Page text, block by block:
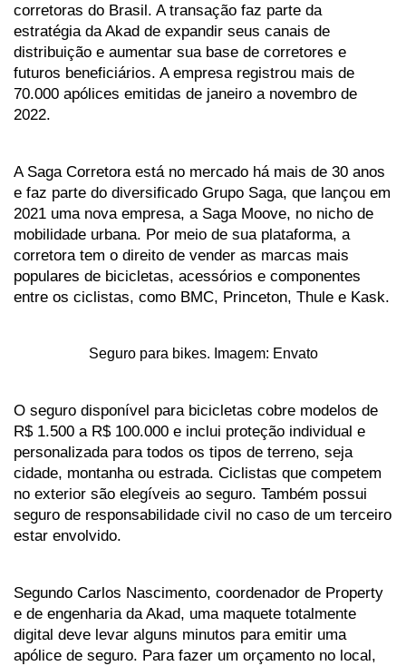
corretoras do Brasil. A transação faz parte da
estratégia da Akad de expandir seus canais de
distribuição e aumentar sua base de corretores e
futuros beneficiários. A empresa registrou mais de
70.000 apólices emitidas de janeiro a novembro de
2022.
A Saga Corretora está no mercado há mais de 30 anos
e faz parte do diversificado Grupo Saga, que lançou em
2021 uma nova empresa, a Saga Moove, no nicho de
mobilidade urbana. Por meio de sua plataforma, a
corretora tem o direito de vender as marcas mais
populares de bicicletas, acessórios e componentes
entre os ciclistas, como BMC, Princeton, Thule e Kask.
Seguro para bikes. Imagem: Envato
O seguro disponível para bicicletas cobre modelos de
R$ 1.500 a R$ 100.000 e inclui proteção individual e
personalizada para todos os tipos de terreno, seja
cidade, montanha ou estrada. Ciclistas que competem
no exterior são elegíveis ao seguro. Também possui
seguro de responsabilidade civil no caso de um terceiro
estar envolvido.
Segundo Carlos Nascimento, coordenador de Property
e de engenharia da Akad, uma maquete totalmente
digital deve levar alguns minutos para emitir uma
apólice de seguro. Para fazer um orçamento no local,